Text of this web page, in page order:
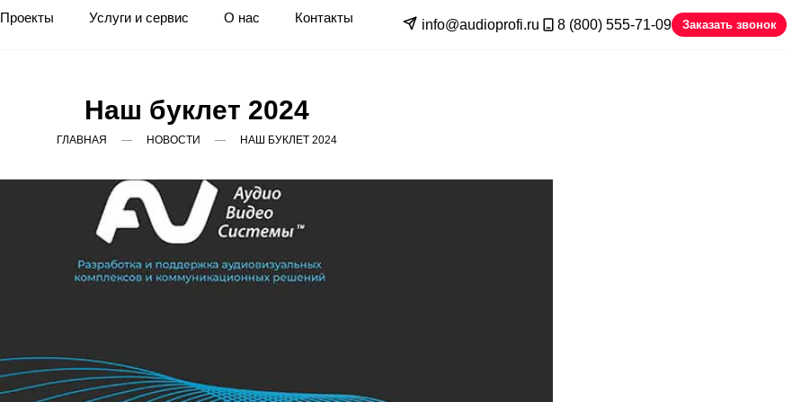
Проекты Услуги и сервис О нас Контакты info@audioprofi.ru 8 (800) 555-71-09 Заказать звонок
Наш буклет 2024
ГЛАВНАЯ НОВОСТИ НАШ БУКЛЕТ 2024